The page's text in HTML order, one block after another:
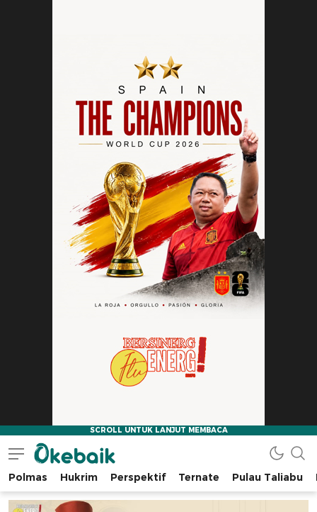
Okebaik.id
Baiknya Dibaca
Polmas Hukrim Perspektif Ternate Pulau Taliabu